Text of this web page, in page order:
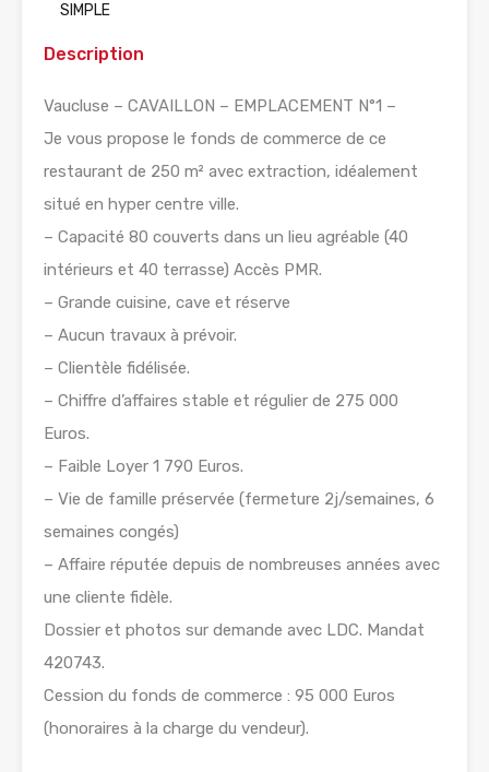
SIMPLE
Description
Vaucluse – CAVAILLON – EMPLACEMENT N°1 –
Je vous propose le fonds de commerce de ce
restaurant de 250 m² avec extraction, idéalement
situé en hyper centre ville.
– Capacité 80 couverts dans un lieu agréable (40
intérieurs et 40 terrasse) Accès PMR.
– Grande cuisine, cave et réserve
– Aucun travaux à prévoir.
– Clientèle fidélisée.
– Chiffre d’affaires stable et régulier de 275 000
Euros.
– Faible Loyer 1 790 Euros.
– Vie de famille préservée (fermeture 2j/semaines, 6
semaines congés)
– Affaire réputée depuis de nombreuses années avec
une cliente fidèle.
Dossier et photos sur demande avec LDC. Mandat
420743.
Cession du fonds de commerce : 95 000 Euros
(honoraires à la charge du vendeur).